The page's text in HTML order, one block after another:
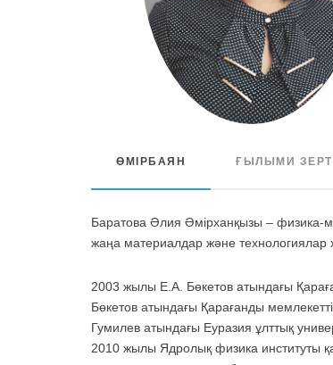
ӨМІРБАЯН ҒЫЛЫМИ
Баратова Әлия Әмірханқызы – физика-
жаңа материалдар және
2003 жылы Е.А. Бөкетов атындағы
Бөкетов атындағы Қарағанды
Гумилев атындағы Еуразия ұлттық
2010 жылы Ядролық физика институты